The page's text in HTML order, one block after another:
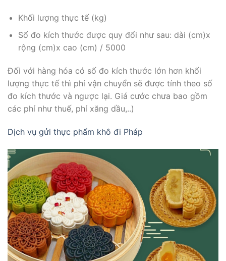
Khối lượng thực tế (kg)
Số đo kích thước được quy đổi như sau: dài (cm)x
rộng (cm)x cao (cm) / 5000
Đối với hàng hóa có số đo kích thước lớn hơn khối
lượng thực tế thì phí vận chuyển sẽ được tính theo số
đo kích thước và ngược lại. Giá cước chưa bao gồm
các phí như thuế, phí xăng dầu,..)
Dịch vụ gửi thực phẩm khô đi Pháp